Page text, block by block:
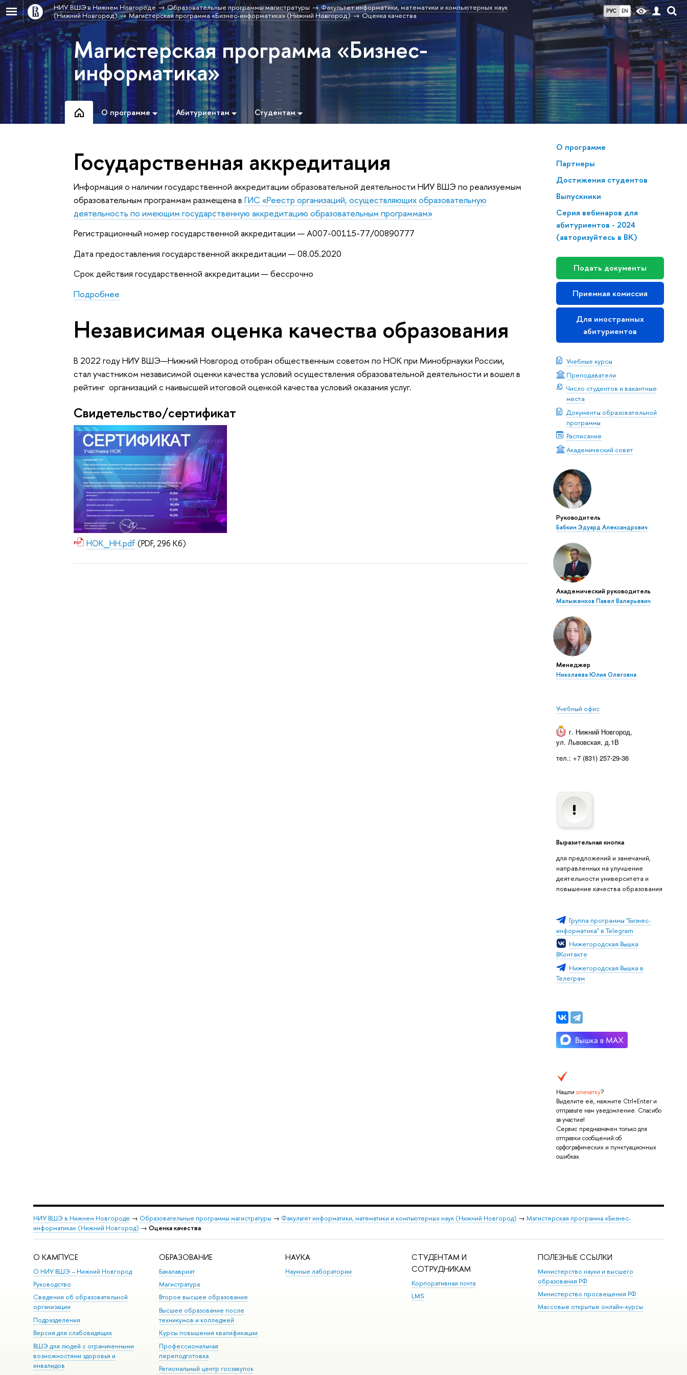
РУС EN
НИУ ВШЭ в Нижнем Новгороде Образовательные программы магистратуры
Факультет информатики, математики и компьютерных наук
(Нижний Новгород)
Магистерская программа «Бизнес-информатика» (Нижний Новгород) Оценка качества
Магистерская программа «Бизнес-
информатика»
О программе Абитуриентам Студентам
О программе
Партнеры
Достижения студентов
Выпускники
Серия вебинаров для
абитуриентов - 2024
(авторизуйтесь в ВК)
Подать документы
Приемная комиссия
Для иностранных
абитуриентов
Учебные курсы
Преподаватели
Число студентов и вакантные
места
Документы образовательной
программы
Расписание
Академический совет
Руководитель
Бабкин Эдуард Александрович
Академический руководитель
Малыженков Павел Валерьевич
Менеджер
Николаева Юлия Олеговна
Учебный офис
г. Нижний Новгород,
ул. Львовская, д.1В
тел.: +7 (831) 257-29-36
Выразительная кнопка
для предложений и замечаний,
направленных на улучшение
деятельности университета и
повышение качества образования
Группа программы "Бизнес-
информатика" в Telegram
Нижегородская Вышка
ВКонтакте
Нижегородская Вышка в
Телеграм
Нашли опечатку?
Выделите её, нажмите Ctrl+Enter и
отправьте нам уведомление. Спасибо
за участие!
Сервис предназначен только для
отправки сообщений об
орфографических и пунктуационных
ошибках.
Государственная аккредитация
Информация о наличии государственной аккредитации образовательной деятельности НИУ ВШЭ по реализуемым
образовательным программам размещена вГИС «Реестр организаций, осуществляющих образовательную
деятельность по имеющим государственную аккредитацию образовательным программам»
Регистрационный номер государственной аккредитации — А007-00115-77/00890777
Дата предоставления государственной аккредитации — 08.05.2020
Срок действия государственной аккредитации — бессрочно
Подробнее
Независимая оценка качества образования
В 2022 году НИУ ВШЭ—Нижний Новгород отобран общественным советом по НОК при Минобрнауки России,
стал участником независимой оценки качества условий осуществления образовательной деятельности и вошел в
рейтинг организаций с наивысшей итоговой оценкой качества условий оказания услуг.
Свидетельство/сертификат
НОК_НН.pdf(PDF, 296 Кб)
НИУ ВШЭ в Нижнем Новгороде → Образовательные программы магистратуры → Факультет информатики, математики и компьютерных наук (Нижний Новгород) → Магистерская программа «Бизнес-
информатика» (Нижний Новгород) → Оценка качества
О КАМПУСЕ
О НИУ ВШЭ – Нижний Новгород
Руководство
Сведения об образовательной
организации
Подразделения
Версия для слабовидящих
ВШЭ для людей с ограниченными
возможностями здоровья и
инвалидов
ОБРАЗОВАНИЕ
Бакалавриат
Магистратура
Второе высшее образование
Высшее образование после
техникумов и колледжей
Курсы повышения квалификации
Профессиональная
переподготовка
Региональный центр госзакупок
НАУКА
Научные лаборатории
СТУДЕНТАМ И
СОТРУДНИКАМ
Корпоративная почта
LMS
ПОЛЕЗНЫЕ ССЫЛКИ
Министерство науки и высшего
образования РФ
Министерство просвещения РФ
Массовые открытые онлайн-курсы